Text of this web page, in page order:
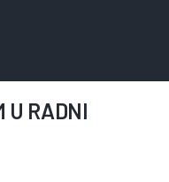
U RADNI